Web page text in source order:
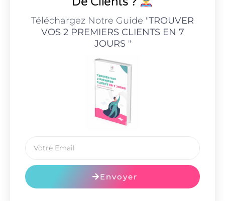
Téléchargez Notre Guide "TROUVER
VOS 2 PREMIERS CLIENTS EN 7
JOURS"
Envoyer